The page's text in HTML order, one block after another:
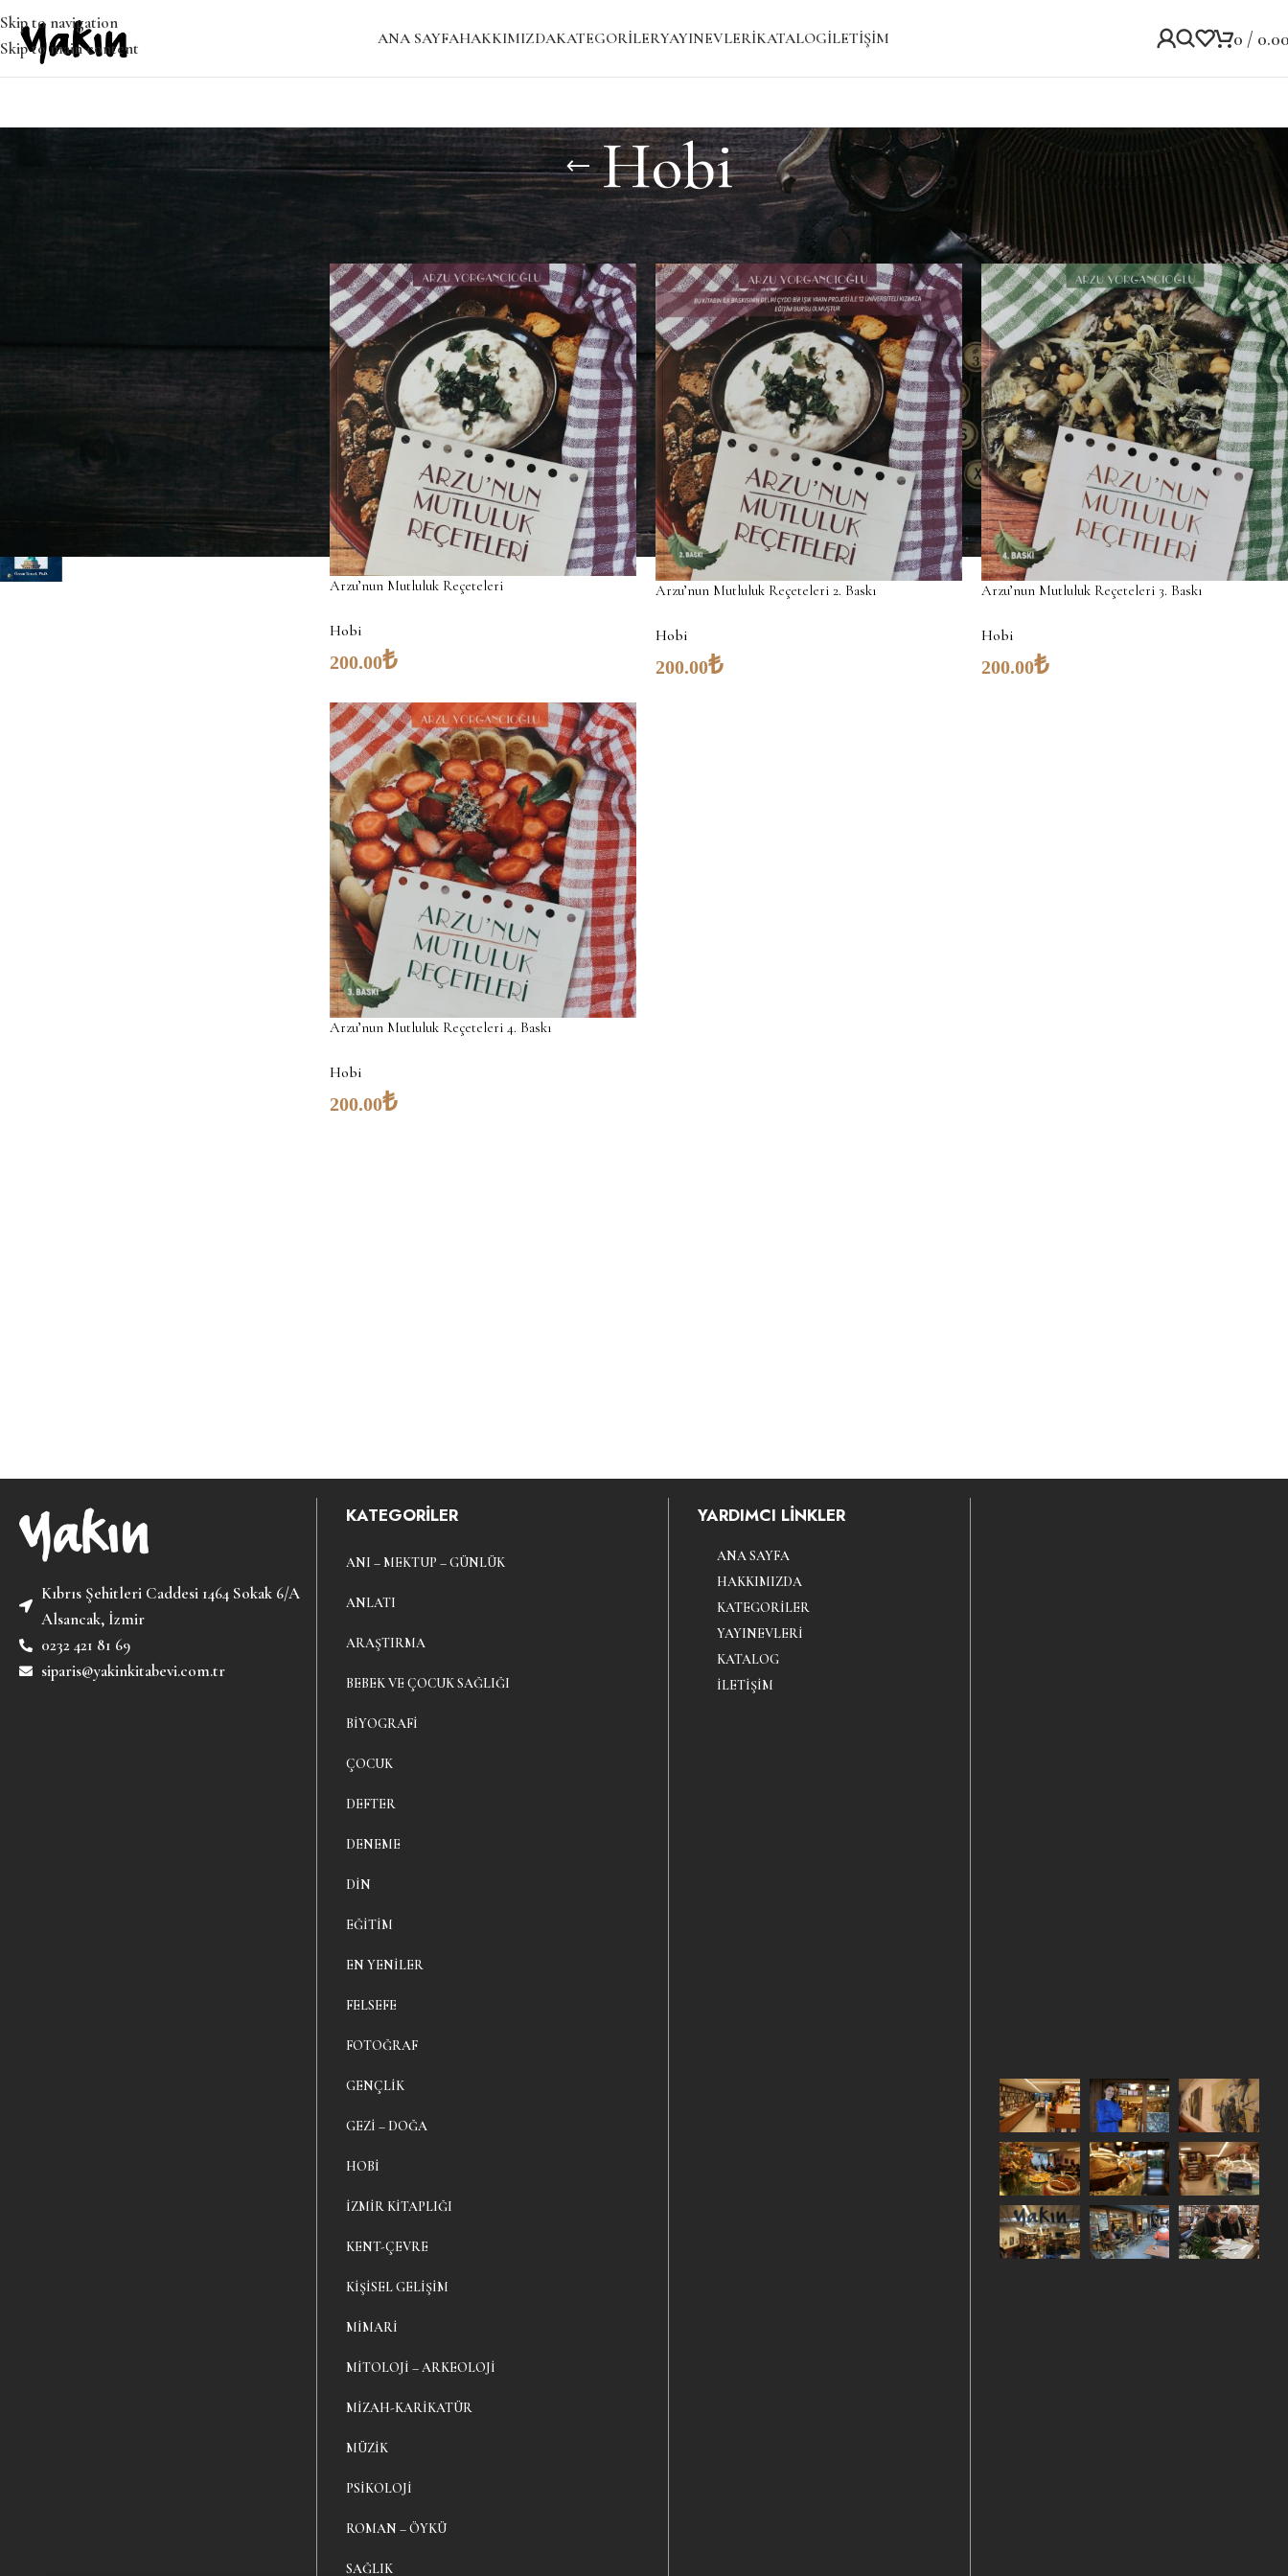
Skip to navigation
Skip to main content
ANA SAYFAHAKKIMIZDAKATEGORILERYAYINEVLERIKATALOGİLETIŞIM 0 /
Hobi
Kadınlar
Ana Sayfa/ Hobi Göster 18
Arzu’nun Mutluluk Reçeteleri
Hobi
200.00₺
Arzu’nun Mutluluk Reçeteleri 2. Baskı
Hobi
200.00₺
Arzu’nun Mutluluk Reçeteleri 3. Baskı
Hobi
200.00₺
Arzu’nun Mutluluk Reçeteleri 4. Baskı
Hobi
200.00₺
Kıbrıs Şehitleri Caddesi 1464 Sokak 6/A
Alsancak, İzmir
0232 421 81 69
siparis@yakinkitabevi.com.tr
KATEGORİLER
ANI – MEKTUP – GÜNLÜK
ANLATI
ARAŞTIRMA
BEBEK VE ÇOCUK SAĞLIĞI
BIYOGRAFI
ÇOCUK
DEFTER
DENEME
DIN
EĞITIM
EN YENILER
FELSEFE
FOTOĞRAF
GENÇLIK
GEZI – DOĞA
HOBI
İZMIR KITAPLIĞI
KENT-ÇEVRE
KIŞISEL GELIŞIM
MIMARI
MITOLOJI – ARKEOLOJI
MIZAH-KARIKATÜR
MÜZIK
PSIKOLOJI
ROMAN – ÖYKÜ
SAĞLIK
YARDIMCI LİNKLER
ANA SAYFA
HAKKIMIZDA
KATEGORILER
YAYINEVLERI
KATALOG
İLETIŞIM